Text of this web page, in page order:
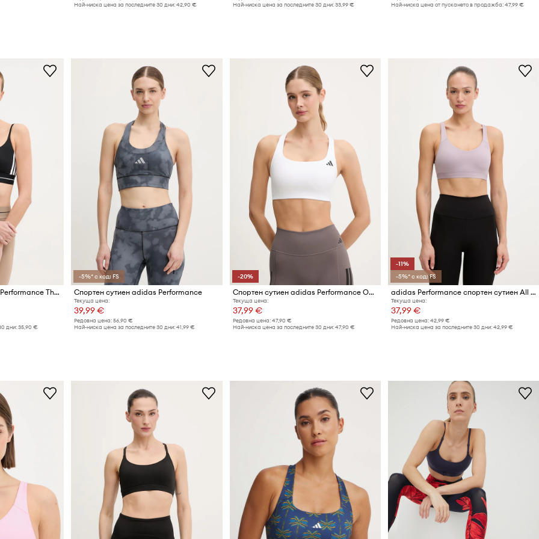
Най-ниска цена за последните 30 дни: 42,90 €
Най-ниска цена за последните 30 дни: 33,99 €
Най-ниска цена от пускането в продажба: 47,99 €
Спортен сутиен adidas Performance The Hyperglam
дни: 35,90 €
-5%* с код: FS
Спортен сутиен adidas Performance
Текуща цена:
39,99 €
Редовна цена: 56,90 €
Най-ниска цена за последните 30 дни: 41,99 €
-20%
Спортен сутиен adidas Performance Optime
Текуща цена:
37,99 €
Редовна цена: 47,90 €
Най-ниска цена за последните 30 дни: 47,90 €
-11%
-5%* с код: FS
adidas Performance спортен сутиен All Me
Текуща цена:
37,99 €
Редовна цена: 42,99 €
Най-ниска цена за последните 30 дни: 42,99 €